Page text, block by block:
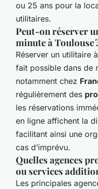
ou 25 ans pour la
utilitaires.
Peut-on réserver
minute à Toulouse
Réserver un utilitaire
fait possible dans de
notamment chez
régulièrement des
les réservations
en ligne affichent la
facilitant ainsi une
cas d’imprévu.
Quelles agences
ou services
Les principales